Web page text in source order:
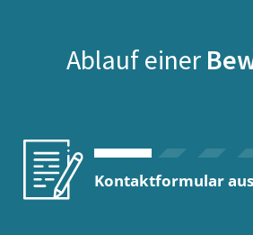
Ablauf einer
Kontaktformular